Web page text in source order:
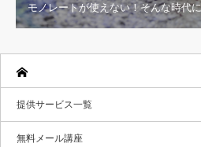
モノレートが使えない！そんな時代
提供サービス一覧
無料メール講座